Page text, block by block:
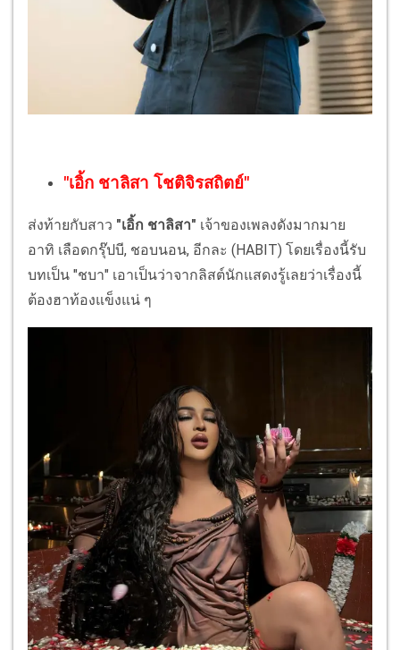
"เอิ้ก ชาลิสา โชติจิรสถิตย์"
ส่งท้ายกับสาว "เอิ้ก ชาลิสา" เจ้าของเพลงดังมากมาย
อาทิ เลือดกรุ๊ปบี, ชอบนอน, อีกละ (HABIT) โดยเรื่องนี้รับ
บทเป็น "ชบา" เอาเป็นว่าจากลิสต์นักแสดงรู้เลยว่าเรื่องนี้
ต้องฮาท้องแข็งแน่ ๆ